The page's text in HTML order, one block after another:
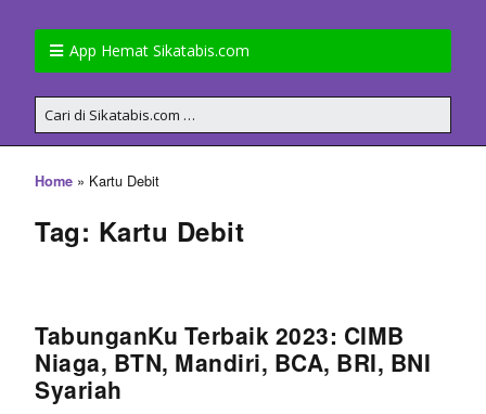
App Hemat Sikatabis.com
Home » Kartu Debit
Tag: Kartu Debit
TabunganKu Terbaik 2023: CIMB
Niaga, BTN, Mandiri, BCA, BRI, BNI
Syariah